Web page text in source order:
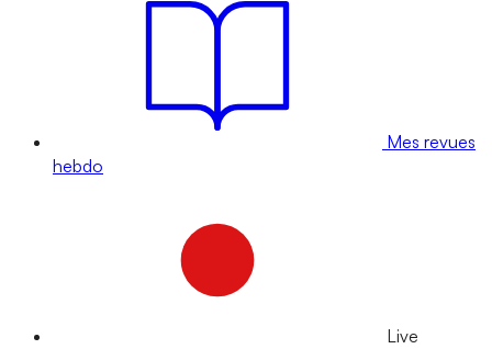
Mes revues
hebdo
Live